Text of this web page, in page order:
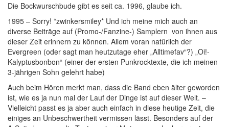
Die Bockwurschbude gibt es seit ca. 1996, glaube ich.
1995 – Sorry! *zwinkersmiley* Und ich meine mich auch an
diverse Beiträge auf (Promo-/Fanzine-) Samplern von ihnen aus
dieser Zeit erinnern zu können. Allem voran natürlich der
Evergreen (oder sagt man heutzutage eher „Alltimefav“?) „Oi!-
Kalyptusbonbon“ (einer der ersten Punkrocktexte, die ich meinen
3-jährigen Sohn gelehrt habe)
Auch beim Hören merkt man, dass die Band eben älter geworden
ist, wie es ja nun mal der Lauf der Dinge ist auf dieser Welt. –
Vielleicht passt es ja aber auch einfach in diese heutige Zeit, die
einiges an Unbeschwertheit vermissen lässt. Besonders auf der